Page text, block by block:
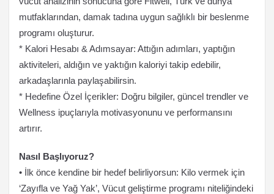
mutfaklarından, damak tadına uygun sağlıklı bir beslenme
programı oluşturur.
* Kalori Hesabı & Adımsayar: Attığın adımları, yaptığın
aktiviteleri, aldığın ve yaktığın kaloriyi takip edebilir,
arkadaşlarınla paylaşabilirsin.
* Hedefine Özel İçerikler: Doğru bilgiler, güncel trendler ve
Wellness ipuçlarıyla motivasyonunu ve performansını
artırır.
Nasıl Başlıyoruz?
• İlk önce kendine bir hedef belirliyorsun: Kilo vermek için
‘Zayıfla ve Yağ Yak’, Vücut geliştirme programı niteliğindeki